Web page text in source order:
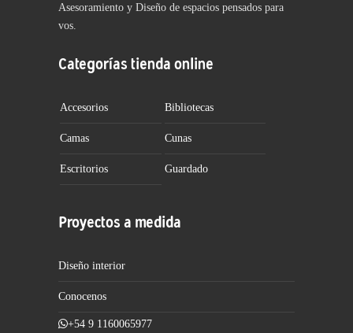
Asesoramiento y Diseño de espacios pensados para
vos.
Categorías tienda online
Accesorios Bibliotecas
Camas Cunas
Escritorios Guardado
Proyectos a medida
Diseño interior
Conocenos
+54 9 1160065977